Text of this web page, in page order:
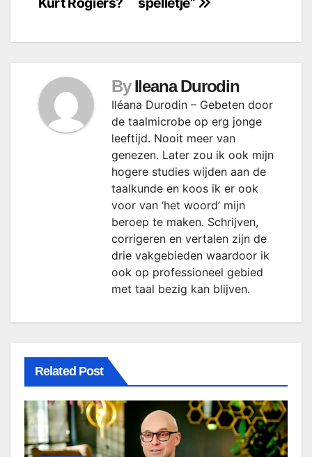
By Ileana Durodin
Iléana Durodin – Gebeten door
de taalmicrobe op erg jonge
leeftijd. Nooit meer van
genezen. Later zou ik ook mijn
hogere studies wijden aan de
taalkunde en koos ik er ook
voor van ‘het woord’ mijn
beroep te maken. Schrijven,
corrigeren en vertalen zijn de
drie vakgebieden waardoor ik
ook op professioneel gebied
met taal bezig kan blijven.
Related Post